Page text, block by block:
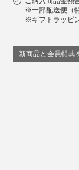
※一部配送便（
※ギフトラッピ
新商品と会員特典